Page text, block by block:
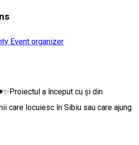
Event organizer
a început cu și din
care locuiesc în Sibiu sau care ajung